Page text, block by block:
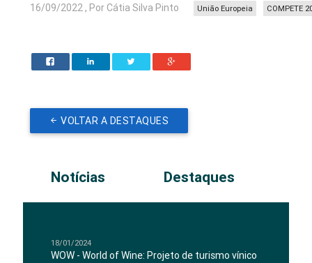
16/09/2022 , Por Cátia Silva Pinto COMPETE
União Europeia
VOLTAR A DESTAQUES
Notícias Destaques
18/01/2024
WOW - World of Wine: Projeto de turismo vínico